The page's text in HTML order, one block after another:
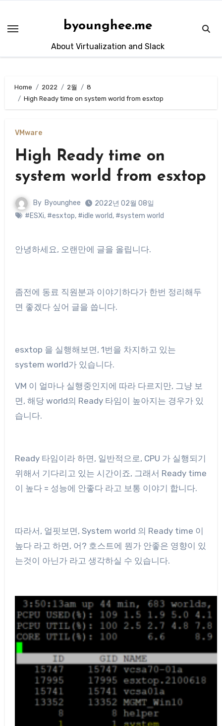
content
byounghee.me
About Virtualization and Slack
Home 2022 2월
8
High Ready time on system world from esxtop
VMware
High Ready time on
system world from esxtop
By Byounghee
2022년 02월 08일
#ESXi, #esxtop, #idle world, #system world
안녕하세요, 오랜만에 글을 올립니다.
좀전에 동료 직원분과 이야기하다가 한번 정리해두
면 좋겠다 싶어 글을 씁니다.
esxtop 을 실행해보면, 1번을 차지하고 있는
system world가 있습니다.
VM 이 얼마나 실행중인지에 따라 다르지만, 그냥 보
면, 해당 world의 Ready 타임이 높아지는 경우가 있
습니다.
Ready 타임이라 하면, 일반적으로, CPU 가 실행되기
위해서 기다리고 있는 시간이죠, 그래서 Ready time
이 높다 = 성능에 안좋다 라고 보통 이야기 합니다.
따라서, 얼핏보면, System world 의 Ready time 이
높다 라고 하면, 어? 호스트에 뭔가 안좋은 영향이 있
는것이 아닌가 라고 생각하실 수 있습니다.